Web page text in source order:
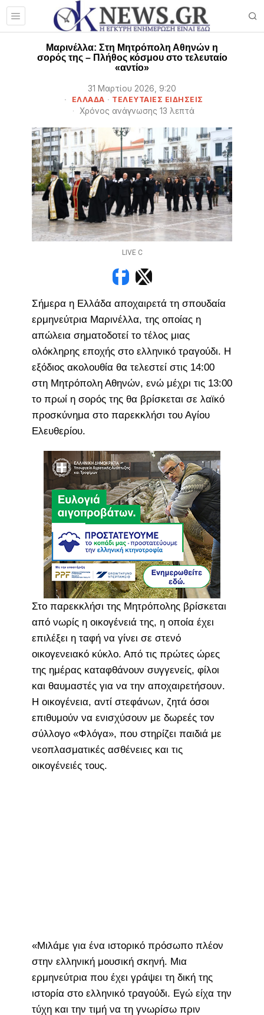
Μαρινέλλα: Στη Μητρόπολη Αθηνών η
σορός της – Πλήθος κόσμου στο τελευταίο
«αντίο»
31 Μαρτίου 2026, 9:20
ΕΛΛΑΔΑ · ΤΕΛΕΥΤΑΙΕΣ ΕΙΔΗΣΕΙΣ
Χρόνος ανάγνωσης 13 λεπτά
LIVE C
Σήμερα η Ελλάδα αποχαιρετά τη σπουδαία
ερμηνεύτρια Μαρινέλλα, της οποίας η
απώλεια σηματοδοτεί το τέλος μιας
ολόκληρης εποχής στο ελληνικό τραγούδι. Η
εξόδιος ακολουθία θα τελεστεί στις 14:00
στη Μητρόπολη Αθηνών, ενώ μέχρι τις 13:00
το πρωί η σορός της θα βρίσκεται σε λαϊκό
προσκύνημα στο παρεκκλήσι του Αγίου
Ελευθερίου.
Στο παρεκκλήσι της Μητρόπολης βρίσκεται
από νωρίς η οικογένειά της, η οποία έχει
επιλέξει η ταφή να γίνει σε στενό
οικογενειακό κύκλο. Από τις πρώτες ώρες
της ημέρας καταφθάνουν συγγενείς, φίλοι
και θαυμαστές για να την αποχαιρετήσουν.
Η οικογένεια, αντί στεφάνων, ζητά όσοι
επιθυμούν να ενισχύσουν με δωρεές τον
σύλλογο «Φλόγα», που στηρίζει παιδιά με
νεοπλασματικές ασθένειες και τις
οικογένειές τους.
«Μιλάμε για ένα ιστορικό πρόσωπο πλέον
στην ελληνική μουσική σκηνή. Μια
ερμηνεύτρια που έχει γράψει τη δική της
ιστορία στο ελληνικό τραγούδι. Εγώ είχα την
τύχη και την τιμή να τη γνωρίσω πριν